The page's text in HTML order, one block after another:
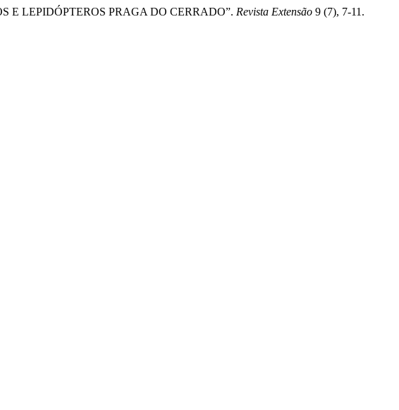
E LEPIDÓPTEROS PRAGA DO CERRADO”. Revista Extensão 9 (7), 7-11.